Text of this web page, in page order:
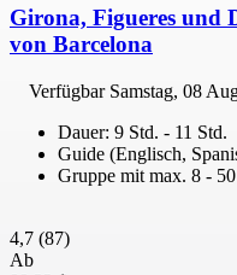
Girona, Figueres und
von Barcelona
Verfügbar Samstag, 08
Dauer: 9 Std. - 11 Std.
Guide (Englisch,
Gruppe mit max. 8 - 50
4,7 (87)
Ab